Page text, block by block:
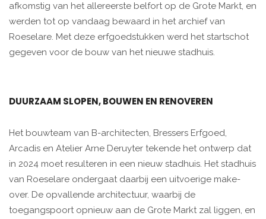
afkomstig van het allereerste belfort op de Grote Markt, en
werden tot op vandaag bewaard in het archief van
Roeselare. Met deze erfgoedstukken werd het startschot
gegeven voor de bouw van het nieuwe stadhuis.
DUURZAAM SLOPEN, BOUWEN EN RENOVEREN
Het bouwteam van B-architecten, Bressers Erfgoed,
Arcadis en Atelier Arne Deruyter tekende het ontwerp dat
in 2024 moet resulteren in een nieuw stadhuis. Het stadhuis
van Roeselare ondergaat daarbij een uitvoerige make-
over. De opvallende architectuur, waarbij de
toegangspoort opnieuw aan de Grote Markt zal liggen, en